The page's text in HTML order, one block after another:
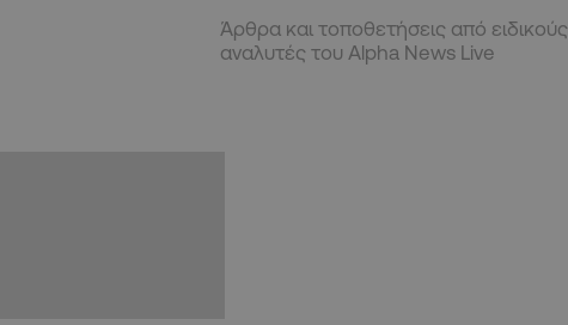
Άρθρα και τοποθετήσεις από ειδικούς
αναλυτές του Alpha News Live